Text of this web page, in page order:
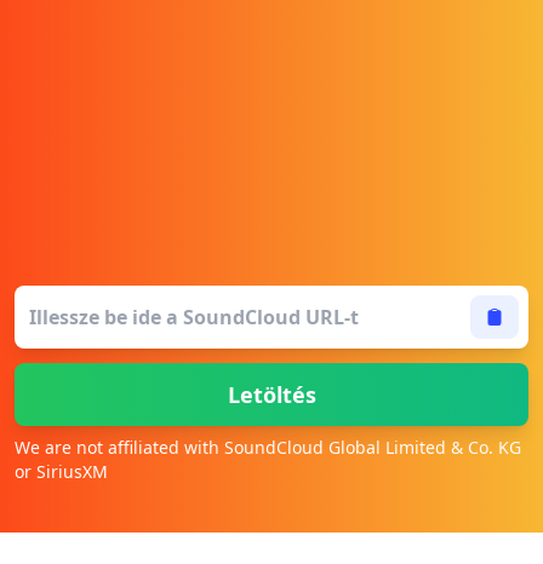
Letöltés
We are not affiliated with SoundCloud Global Limited & Co. KG
or SiriusXM